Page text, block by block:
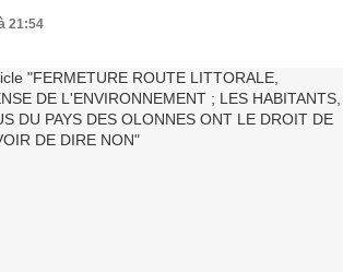
DES OLONNES
DE SAVOIR ET LE POUVOIR DE
21:54